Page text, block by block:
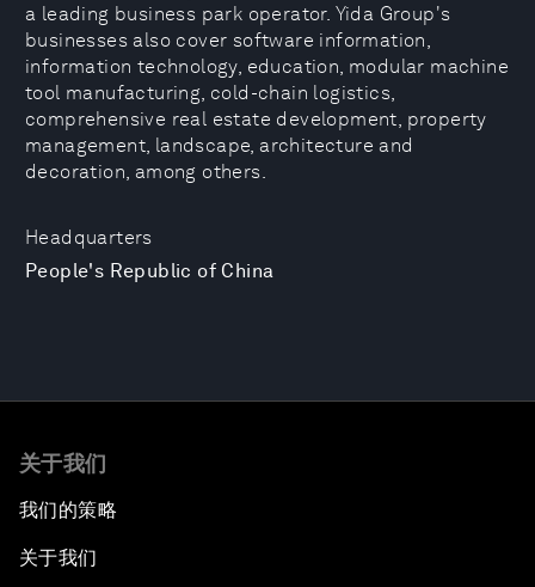
Headquarters
People's Republic of China
a leading business park operator. Yida Group's
businesses also cover software information,
information technology, education, modular machine
tool manufacturing, cold-chain logistics,
comprehensive real estate development, property
management, landscape, architecture and
decoration, among others.
关于我们
我们的策略
关于我们